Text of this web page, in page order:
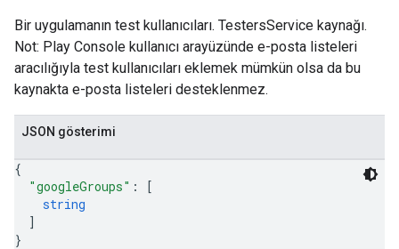
Bir uygulamanın test kullanıcıları. TestersService kaynağı.
Not: Play Console kullanıcı arayüzünde e-posta listeleri
aracılığıyla test kullanıcıları eklemek mümkün olsa da bu
kaynakta e-posta listeleri desteklenmez.
JSON gösterimi
{
"googleGroups" :
[
string
]
}